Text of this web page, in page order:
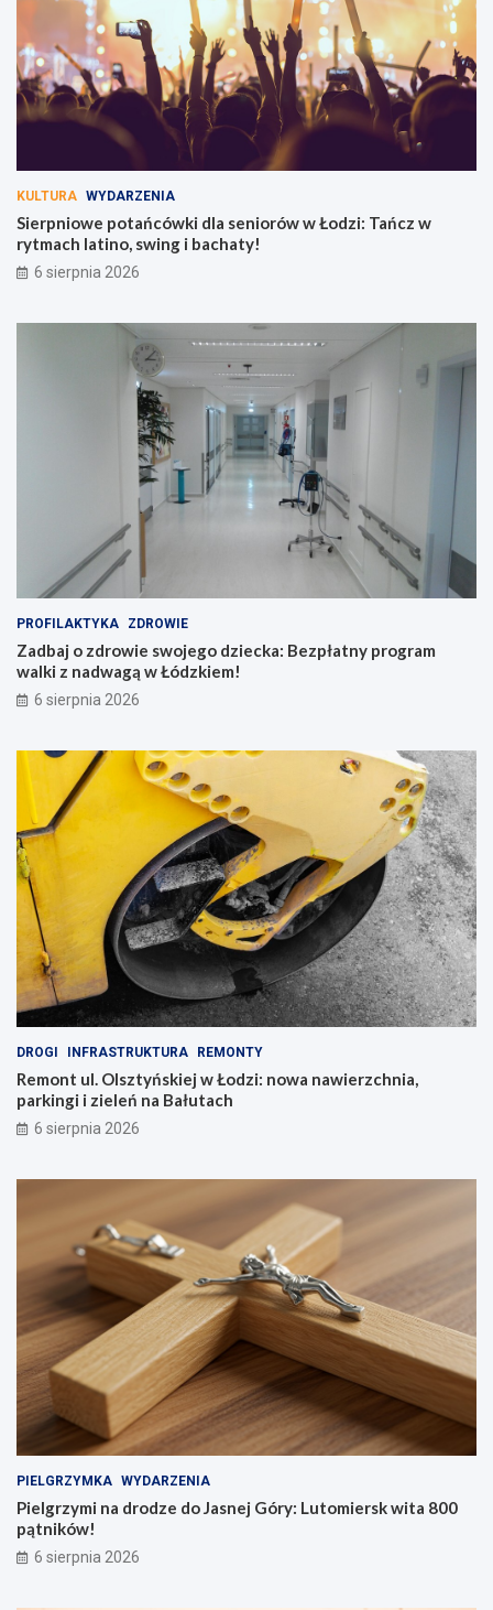
KULTURA WYDARZENIA
Sierpniowe potańcówki dla seniorów w Łodzi: Tańcz w
rytmach latino, swing i bachaty!
6 sierpnia 2026
PROFILAKTYKA ZDROWIE
Zadbaj o zdrowie swojego dziecka: Bezpłatny program
walki z nadwagą w Łódzkiem!
6 sierpnia 2026
DROGI INFRASTRUKTURA REMONTY
Remont ul. Olsztyńskiej w Łodzi: nowa nawierzchnia,
parkingi i zieleń na Bałutach
6 sierpnia 2026
PIELGRZYMKA WYDARZENIA
Pielgrzymi na drodze do Jasnej Góry: Lutomiersk wita 800
pątników!
6 sierpnia 2026